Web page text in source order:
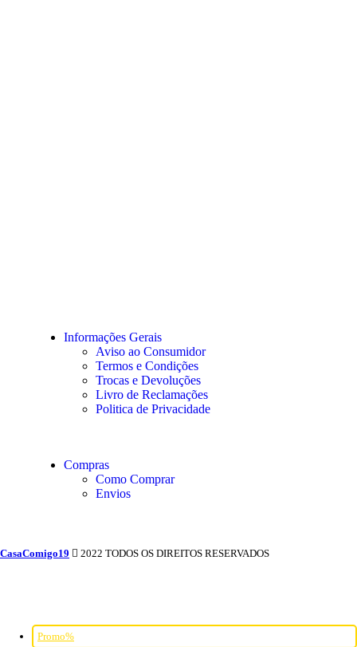
Informações Gerais
Aviso ao Consumidor
Termos e Condições
Trocas e Devoluções
Livro de Reclamações
Politica de Privacidade
Compras
Como Comprar
Envios
CasaComigo19 2022 TODOS OS DIREITOS RESERVADOS
Promo%